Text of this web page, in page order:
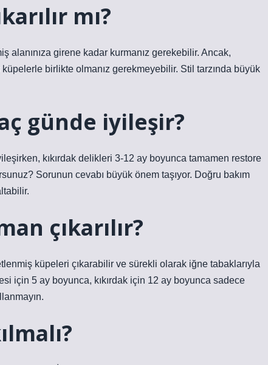
mı?
girene kadar kurmanız gerekebilir. Ancak,
birlikte olmanız gerekmeyebilir. Stil tarzında büyük
günde iyileşir?
kıkırdak delikleri 3-12 ay boyunca tamamen restore
Sorunun cevabı büyük önem taşıyor. Doğru bakım
çıkarılır?
küpeleri çıkarabilir ve sürekli olarak iğne tabaklarıyla
için 5 ay boyunca, kıkırdak için 12 ay boyunca sadece